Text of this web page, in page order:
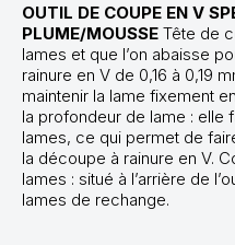
OUTIL DE COUPE EN V
PLUME/MOUSSE Tête de
lames et que l’on abaisse
rainure en V de 0,16 à 0,19
maintenir la lame fixement
la profondeur de lame : elle
lames, ce qui permet de
la découpe à rainure en V.
lames : situé à l’arrière de
lames de rechange.